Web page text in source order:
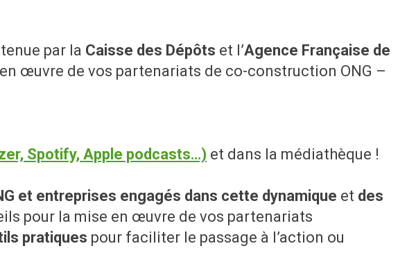
par la Caisse des Dépôts et l’Agence Française de
œuvre de vos partenariats de co-construction ONG –
Spotify, Apple podcasts…) et dans la médiathèque !
et entreprises engagés dans cette dynamique et des
pour la mise en œuvre de vos partenariats
pratiques pour faciliter le passage à l’action ou